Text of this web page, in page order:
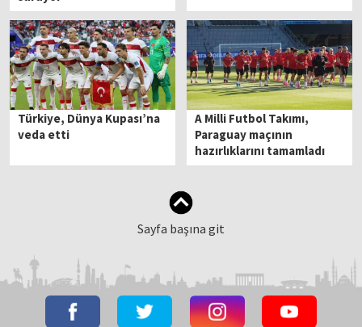
Türkiye, Dünya Kupası’na
veda etti
A Milli Futbol Takımı,
Paraguay maçının
hazırlıklarını tamamladı
Sayfa başına git